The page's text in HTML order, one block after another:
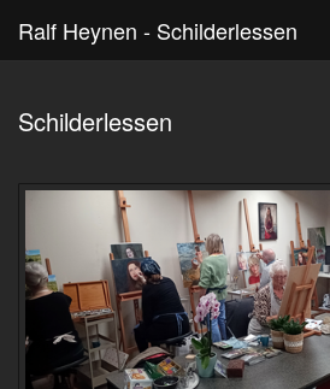
Ralf Heynen - Schilderlessen
Schilderlessen